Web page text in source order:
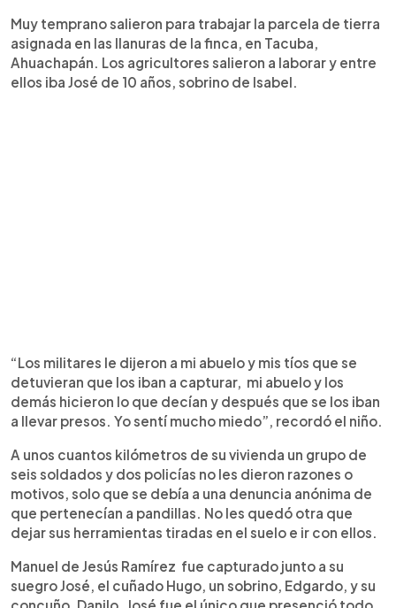
Muy temprano salieron para trabajar la parcela de tierra
asignada en las llanuras de la finca, en Tacuba,
Ahuachapán. Los agricultores salieron a laborar y entre
ellos iba José de 10 años, sobrino de Isabel.
“Los militares le dijeron a mi abuelo y mis tíos que se
detuvieran que los iban a capturar, mi abuelo y los
demás hicieron lo que decían y después que se los iban
a llevar presos. Yo sentí mucho miedo”, recordó el niño.
A unos cuantos kilómetros de su vivienda un grupo de
seis soldados y dos policías no les dieron razones o
motivos, solo que se debía a una denuncia anónima de
que pertenecían a pandillas. No les quedó otra que
dejar sus herramientas tiradas en el suelo e ir con ellos.
Manuel de Jesús Ramírez fue capturado junto a su
suegro José, el cuñado Hugo, un sobrino, Edgardo, y su
concuño, Danilo. José fue el único que presenció todo.